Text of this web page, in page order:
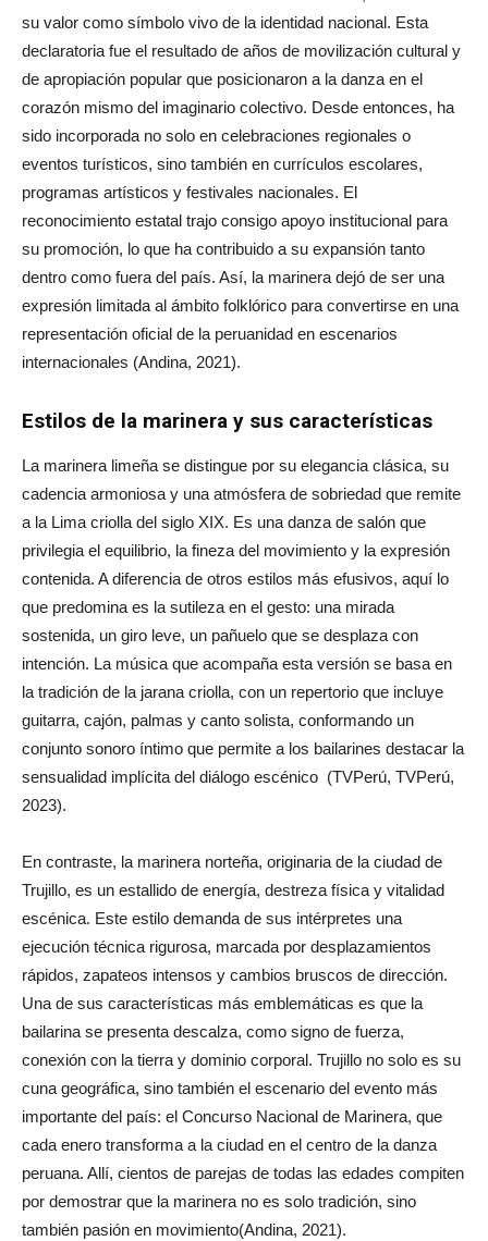
su valor como símbolo vivo de la identidad nacional. Esta
declaratoria fue el resultado de años de movilización cultural y
de apropiación popular que posicionaron a la danza en el
corazón mismo del imaginario colectivo. Desde entonces, ha
sido incorporada no solo en celebraciones regionales o
eventos turísticos, sino también en currículos escolares,
programas artísticos y festivales nacionales. El
reconocimiento estatal trajo consigo apoyo institucional para
su promoción, lo que ha contribuido a su expansión tanto
dentro como fuera del país. Así, la marinera dejó de ser una
expresión limitada al ámbito folklórico para convertirse en una
representación oficial de la peruanidad en escenarios
internacionales (Andina, 2021).
Estilos de la marinera y sus características
La marinera limeña se distingue por su elegancia clásica, su
cadencia armoniosa y una atmósfera de sobriedad que remite
a la Lima criolla del siglo XIX. Es una danza de salón que
privilegia el equilibrio, la fineza del movimiento y la expresión
contenida. A diferencia de otros estilos más efusivos, aquí lo
que predomina es la sutileza en el gesto: una mirada
sostenida, un giro leve, un pañuelo que se desplaza con
intención. La música que acompaña esta versión se basa en
la tradición de la jarana criolla, con un repertorio que incluye
guitarra, cajón, palmas y canto solista, conformando un
conjunto sonoro íntimo que permite a los bailarines destacar la
sensualidad implícita del diálogo escénico (TVPerú, TVPerú,
2023).
En contraste, la marinera norteña, originaria de la ciudad de
Trujillo, es un estallido de energía, destreza física y vitalidad
escénica. Este estilo demanda de sus intérpretes una
ejecución técnica rigurosa, marcada por desplazamientos
rápidos, zapateos intensos y cambios bruscos de dirección.
Una de sus características más emblemáticas es que la
bailarina se presenta descalza, como signo de fuerza,
conexión con la tierra y dominio corporal. Trujillo no solo es su
cuna geográfica, sino también el escenario del evento más
importante del país: el Concurso Nacional de Marinera, que
cada enero transforma a la ciudad en el centro de la danza
peruana. Allí, cientos de parejas de todas las edades compiten
por demostrar que la marinera no es solo tradición, sino
también pasión en movimiento(Andina, 2021).